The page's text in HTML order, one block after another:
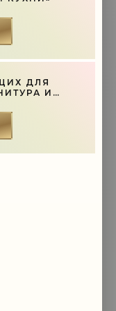
кроме того, кто его
ДЛЯ
И